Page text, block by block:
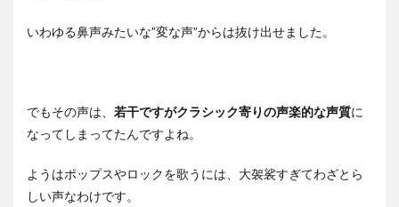
いわゆる鼻声みたいな”変な声”からは抜け出せました。
でもその声は、 若干ですがクラシック寄りの声楽的な声質に
なってしまってたんですよね。
ようはポップスやロックを歌うには、大袈裟すぎてわざとら
しい声なわけです。